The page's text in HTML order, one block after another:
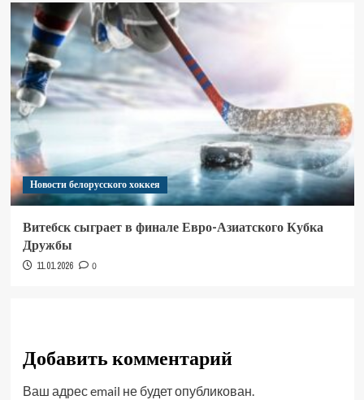
Новости белорусского хоккея
Витебск сыграет в финале Евро-Азиатского Кубка
Дружбы
11.01.2026 0
Добавить комментарий
Ваш адрес email не будет опубликован.